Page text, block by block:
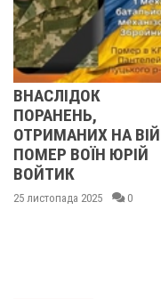
НА ВІЙНІ,
ВОЇН ЮРІЙ
2025 0